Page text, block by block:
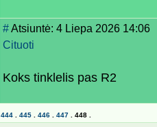
#Atsiuntė: 4 Liepa 2026 14:06
Cituoti
Koks tinklelis pas R2
444 445 446 447 448